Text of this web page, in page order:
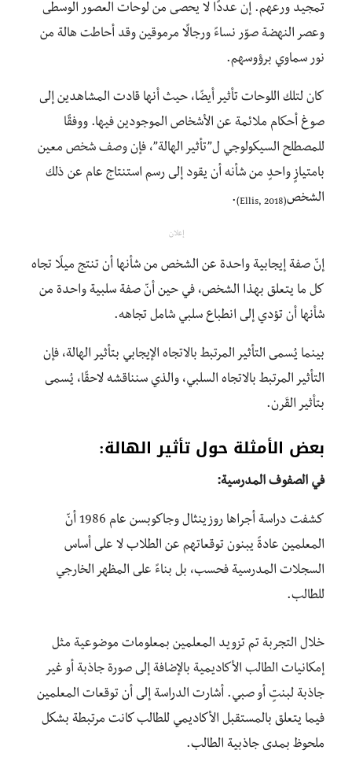
تمجيد ورعهم. إن عددًا لا يحصى من لوحات العصور الوسطى
وعصر النهضة صوّر نساءً ورجالًا مرموقين وقد أحاطت هالة من
نور سماوي برؤوسهم.
كان لتلك اللوحات تأثير أيضًا، حيث أنها قادت المشاهدين إلى
صوغ أحكام ملائمة عن الأشخاص الموجودين فيها. ووفقًا
للمصطلح السيكولوجي ل”تأثير الهالة”، فإن وصف شخص معين
بامتيازٍ واحدٍ من شأنه أن يقود إلى رسم استنتاج عام عن ذلك
الشخص(Ellis, 2018)
.
إعلان
إنّ صفة إيجابية واحدة عن الشخص من شأنها أن تنتج ميلًا تجاه
كل ما يتعلق بهذا الشخص، في حين أنّ صفة سلبية واحدة من
شأنها أن تؤدي إلى انطباع سلبي شامل تجاهه.
بينما يُسمى التأثير المرتبط بالاتجاه الإيجابي بتأثير الهالة، فإن
التأثير المرتبط بالاتجاه السلبي، والذي سنناقشه لاحقًا، يُسمى
بتأثير القَرن.
بعض الأمثلة حول تأثير الهالة:
في الصفوف المدرسية:
كشفت دراسة أجراها روزينثال وجاكوبسن عام 1986 أنّ
المعلمين عادةً يبنون توقعاتهم عن الطلاب لا على أساس
السجلات المدرسية فحسب، بل بناءً على المظهر الخارجي
للطالب.
خلال التجربة تم تزويد المعلمين بمعلومات موضوعية مثل
إمكانيات الطالب الأكاديمية بالإضافة إلى صورة جاذبة أو غير
جاذبة لبنتٍ أو صبي. أشارت الدراسة إلى أن توقعات المعلمين
فيما يتعلق بالمستقبل الأكاديمي للطالب كانت مرتبطة بشكل
ملحوظ بمدى جاذبية الطالب.